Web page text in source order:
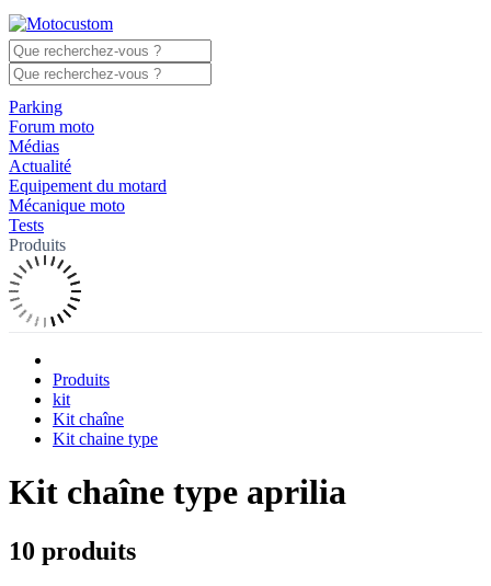
Parking
Forum moto
Médias
Actualité
Equipement du motard
Mécanique moto
Tests
Produits
Produits
kit
Kit chaîne
Kit chaine type
Kit chaîne type aprilia
10 produits